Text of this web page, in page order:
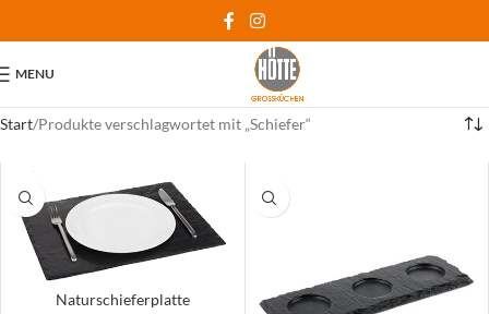
MENU
Start Produkte verschlagwortet mit „Schiefer“
Naturschieferplatte